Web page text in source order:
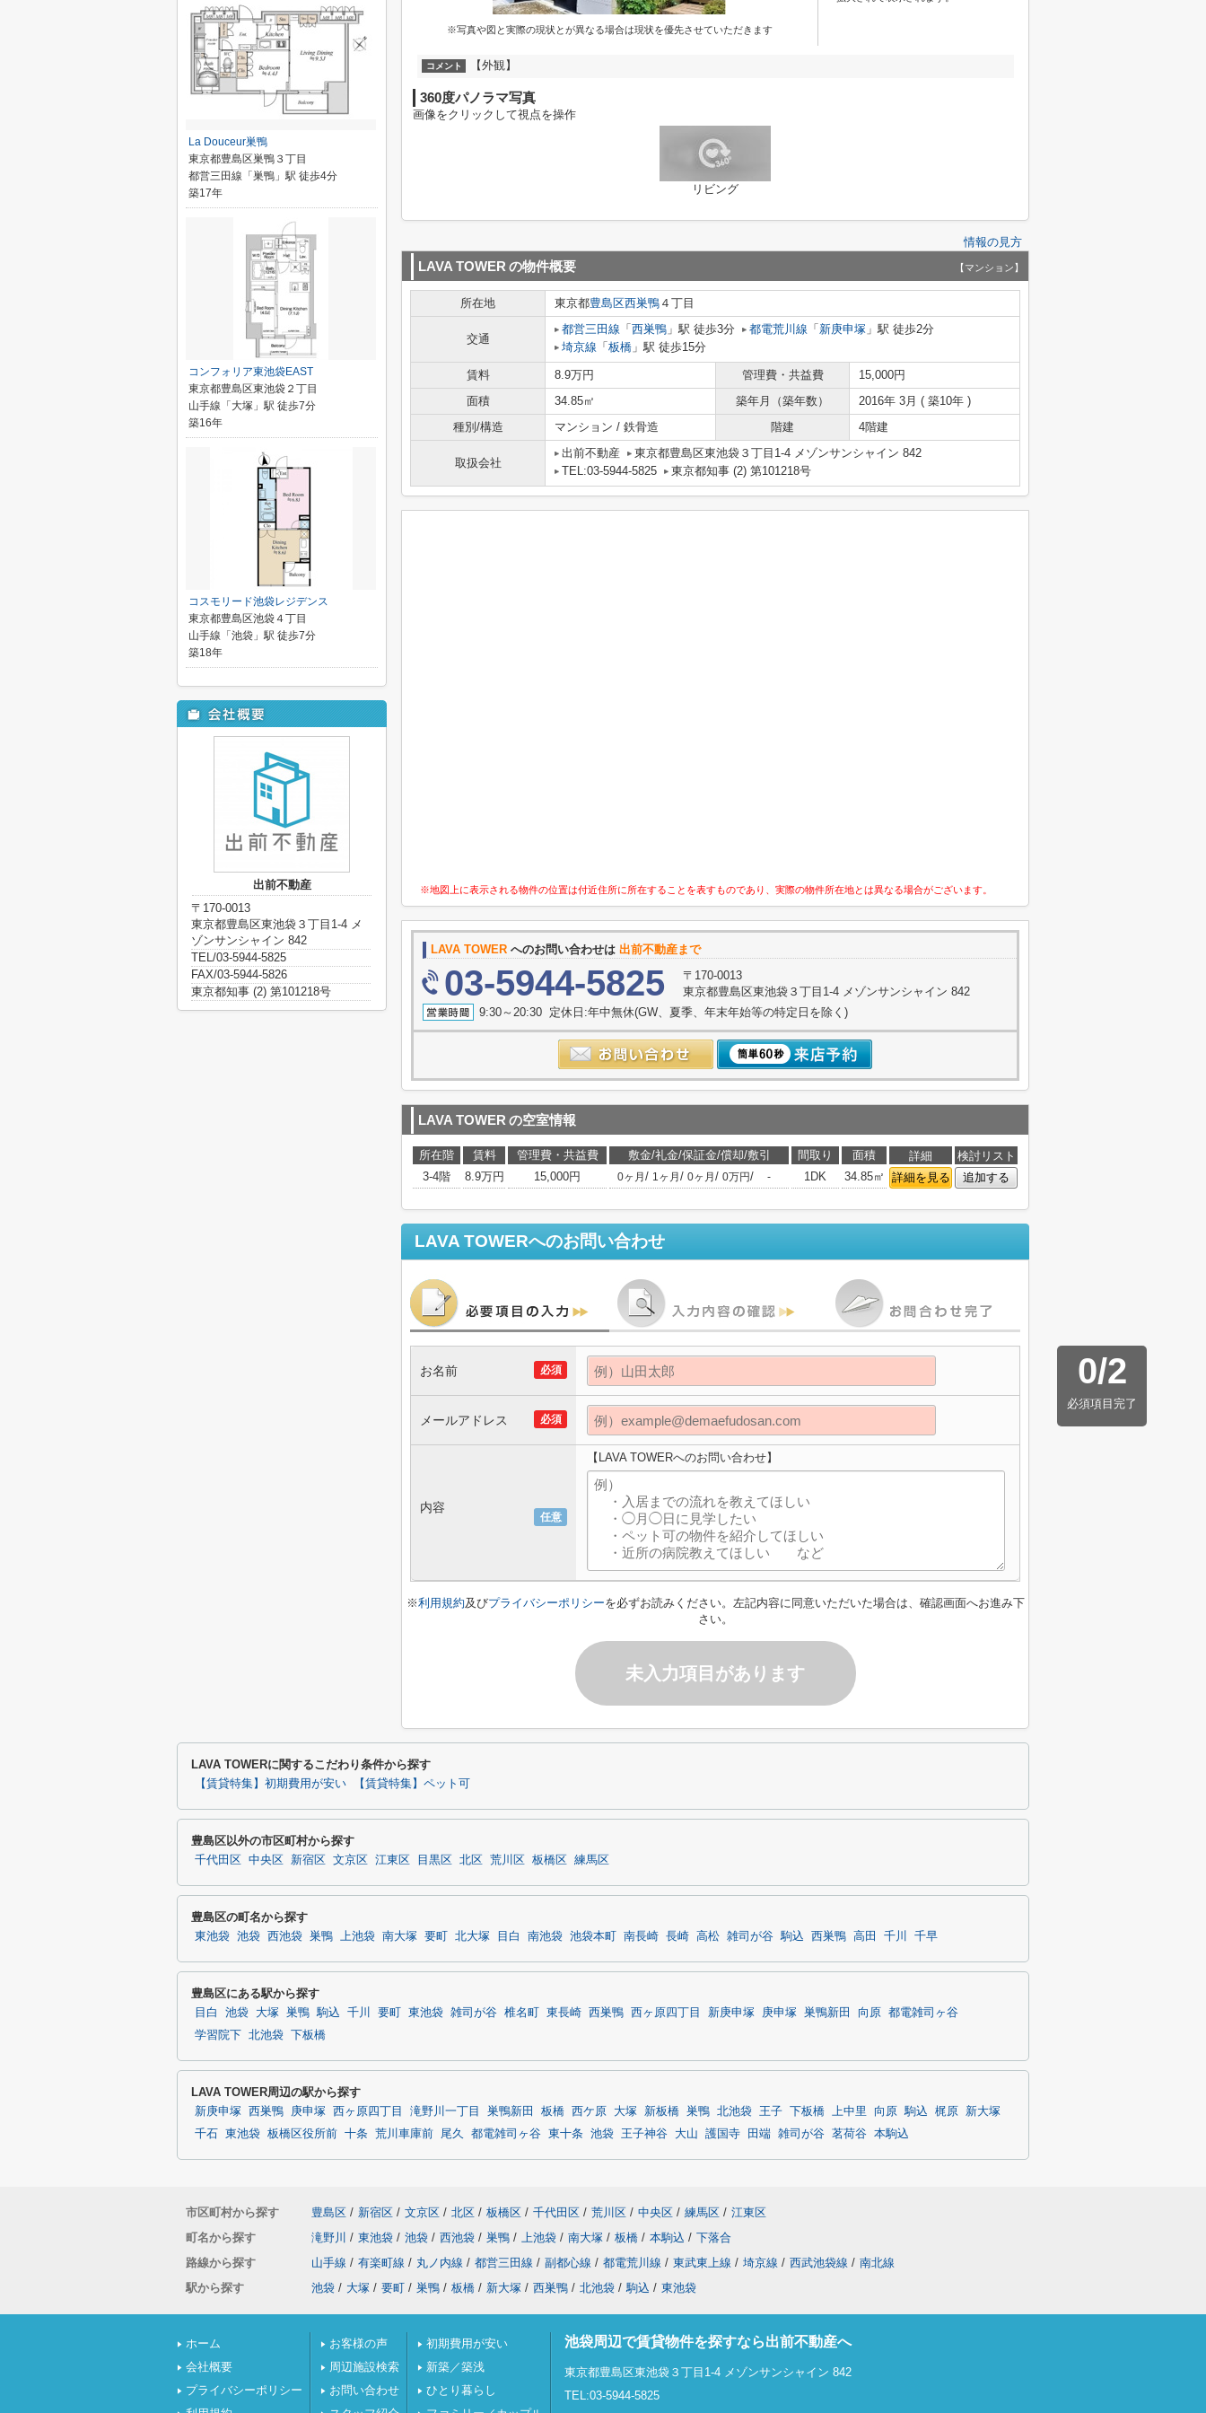
※写真や図と実際の現状とが異なる場合は現状を優先させていただきます
コメント 【外観】
360度パノラマ写真
画像をクリックして視点を操作
リビング
情報の見方
LAVA TOWER の物件概要 【マンション】
所在地 東京都豊島区西巣鴨 ４丁目
交通
都営三田線 「 西巣鴨 」駅 徒歩3分 都電荒川線 「 新庚申塚 」駅 徒歩2分
埼京線 「 板橋 」駅 徒歩15分
賃料 8.9万円 管理費・共益費
15,000円
面積
34.85㎡ 築年月（築年数）
2016年 3月 ( 築10年 )
種別/構造
マンション / 鉄骨造 階建 4階建
取扱会社
出前不動産
東京都豊島区東池袋３丁目1-4 メゾンサンシャイン 842
TEL:03-5944-5825
東京都知事 (2) 第101218号
※地図上に表示される物件の位置は付近住所に所在することを表すものであり、実際の物件所在地とは異なる場合がございます。
LAVA TOWER へのお問い合わせは 出前不動産まで
03-5944-5825
〒170-0013
東京都豊島区東池袋３丁目1-4 メゾンサンシャイン 842
9:30～20:30 定休日:年中無休(GW、夏季、年末年始等の特定日を除く)
LAVA TOWER の空室情報
所在階 賃料 管理費・共益費 敷金/礼金/保証金/償却/敷引 間取り 面積 詳細
検討リスト
3-4階
8.9万円 15,000円 0ヶ月 / 1ヶ月 / 0ヶ月 / 0万円/ - 1DK 34.85㎡ 詳細を見る 追加する
LAVA TOWERへのお問い合わせ
0/2
必須項目完了
必須
お名前
必須
メールアドレス
任意
内容
【LAVA TOWERへのお問い合わせ】
※利用規約及びプライバシーポリシーを必ずお読みください。左記内容に同意いただいた場合は、確認画面へお進み下
さい。
未入力項目があります
La Douceur巣鴨
東京都豊島区巣鴨３丁目
都営三田線「巣鴨」駅 徒歩4分
築17年
コンフォリア東池袋EAST
東京都豊島区東池袋２丁目
山手線「大塚」駅 徒歩7分
築16年
コスモリード池袋レジデンス
東京都豊島区池袋４丁目
山手線「池袋」駅 徒歩7分
築18年
出前不動産
〒170-0013
東京都豊島区東池袋３丁目1-4 メ
ゾンサンシャイン 842
TEL/03-5944-5825
FAX/03-5944-5826
東京都知事 (2) 第101218号
LAVA TOWERに関するこだわり条件から探す
【賃貸特集】初期費用が安い 【賃貸特集】ペット可
豊島区以外の市区町村から探す
千代田区 中央区 新宿区 文京区 江東区 目黒区 北区 荒川区 板橋区 練馬区
豊島区の町名から探す
東池袋 池袋 西池袋 巣鴨 上池袋 南大塚 要町 北大塚 目白 南池袋 池袋本町 南長崎 長崎 高松 雑司が谷 駒込 西巣鴨 高田 千川 千早
豊島区にある駅から探す
目白 池袋 大塚 巣鴨 駒込 千川 要町 東池袋 雑司が谷 椎名町 東長崎 西巣鴨 西ヶ原四丁目 新庚申塚 庚申塚 巣鴨新田 向原
都電雑司ヶ谷
学習院下
北池袋 下板橋
LAVA TOWER周辺の駅から探す
新庚申塚 西巣鴨 庚申塚 西ヶ原四丁目 滝野川一丁目 巣鴨新田 板橋 西ケ原 大塚 新板橋 巣鴨 北池袋 王子 下板橋 上中里 向原 駒込 梶原
新大塚
千石
東池袋 板橋区役所前 十条 荒川車庫前 尾久 都電雑司ヶ谷 東十条 池袋 王子神谷 大山 護国寺 田端 雑司が谷 茗荷谷 本駒込
市区町村から探す 豊島区 / 新宿区 / 文京区 / 北区 / 板橋区 / 千代田区 / 荒川区 / 中央区 / 練馬区 / 江東区
町名から探す
滝野川 / 東池袋 / 池袋 / 西池袋 / 巣鴨 / 上池袋 / 南大塚 / 板橋 / 本駒込 / 下落合
路線から探す
山手線 / 有楽町線 / 丸ノ内線 / 都営三田線 / 副都心線 / 都電荒川線 / 東武東上線 / 埼京線 / 西武池袋線 / 南北線
駅から探す
池袋 / 大塚 / 要町 / 巣鴨 / 板橋 / 新大塚 / 西巣鴨 / 北池袋 / 駒込 / 東池袋
ホーム
会社概要
プライバシーポリシー
お客様の声
周辺施設検索
お問い合わせ
初期費用が安い
新築／築浅
ひとり暮らし
池袋周辺で賃貸物件を探すなら出前不動産へ
東京都豊島区東池袋３丁目1-4 メゾンサンシャイン 842
TEL:03-5944-5825